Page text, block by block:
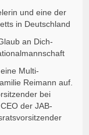
und eine der
in Deutschland
an Dich-
Multi-
Reimann auf.
bei
der JAB-